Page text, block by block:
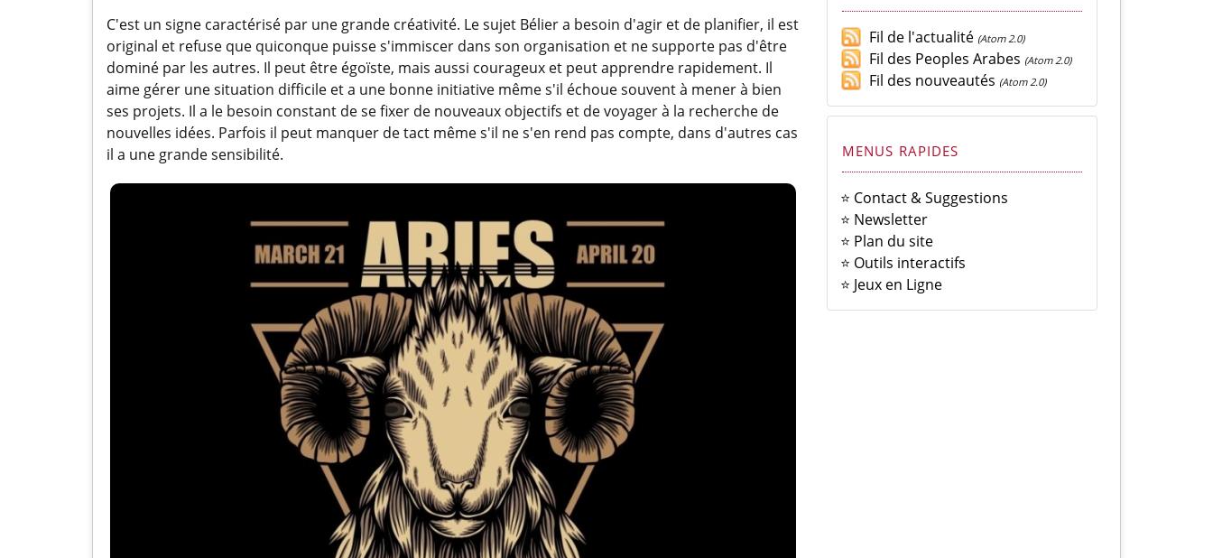
C'est un signe caractérisé par une grande créativité. Le sujet Bélier a besoin d'agir et de planifier, il est
original et refuse que quiconque puisse s'immiscer dans son organisation et ne supporte pas d'être
dominé par les autres. Il peut être égoïste, mais aussi courageux et peut apprendre rapidement. Il
aime gérer une situation difficile et a une bonne initiative même s'il échoue souvent à mener à bien
ses projets. Il a le besoin constant de se fixer de nouveaux objectifs et de voyager à la recherche de
nouvelles idées. Parfois il peut manquer de tact même s'il ne s'en rend pas compte, dans d'autres cas
il a une grande sensibilité.
Fil de l'actualité (Atom 2.0)
Fil des Peoples Arabes (Atom 2.0)
Fil des nouveautés (Atom 2.0)
MENUS RAPIDES
⭐ Contact & Suggestions
⭐ Newsletter
⭐ Plan du site
⭐ Outils interactifs
⭐ Jeux en Ligne